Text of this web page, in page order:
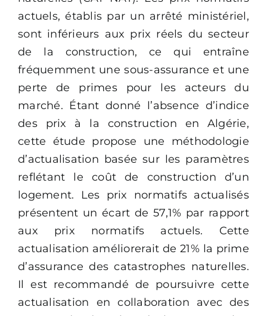
actuels, établis par un arrêté ministériel,
sont inférieurs aux prix réels du secteur
de la construction, ce qui entraîne
fréquemment une sous-assurance et une
perte de primes pour les acteurs du
marché. Étant donné l’absence d’indice
des prix à la construction en Algérie,
cette étude propose une méthodologie
d’actualisation basée sur les paramètres
reflétant le coût de construction d’un
logement. Les prix normatifs actualisés
présentent un écart de 57,1% par rapport
aux prix normatifs actuels. Cette
actualisation améliorerait de 21% la prime
d’assurance des catastrophes naturelles.
Il est recommandé de poursuivre cette
actualisation en collaboration avec des